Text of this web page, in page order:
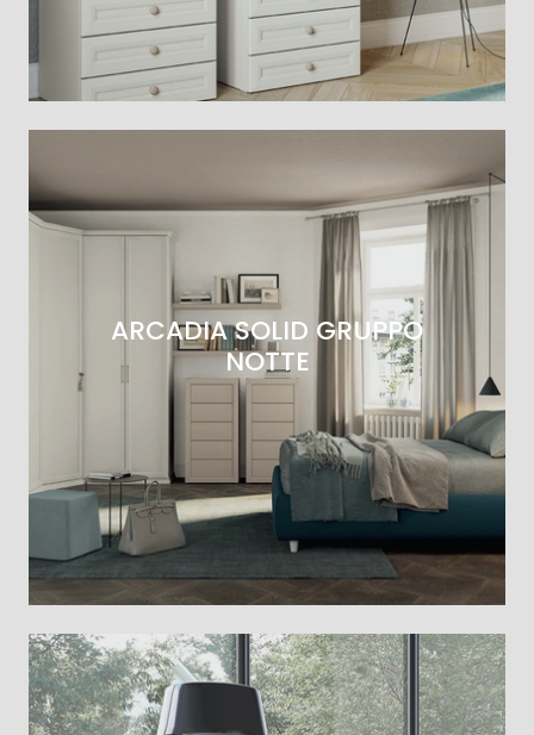
ARCADIA SOLID GRUPPO
NOTTE